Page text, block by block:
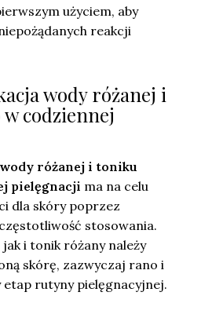
użyciem, aby
reakcji
wody różanej i
codziennej
różanej i toniku
pielęgnacji ma na celu
dla skóry poprzez
stosowania.
i tonik różany należy
skórę, zazwyczaj rano i
rutyny pielęgnacyjnej.